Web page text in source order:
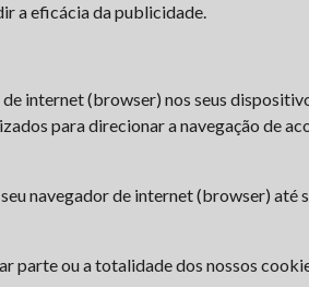
a eficácia da publicidade.
internet (browser) nos seus
para direcionar a navegação de
navegador de internet (browser)
parte ou a totalidade dos nossos